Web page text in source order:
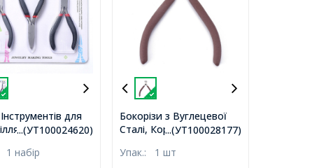
...(УТ100024620)
для
та Біжутерії із
1 набір
...(УТ100028177)
Бокорізи з Вуглецевої
Сталі, Коричневий,
Упак.: 1 шт